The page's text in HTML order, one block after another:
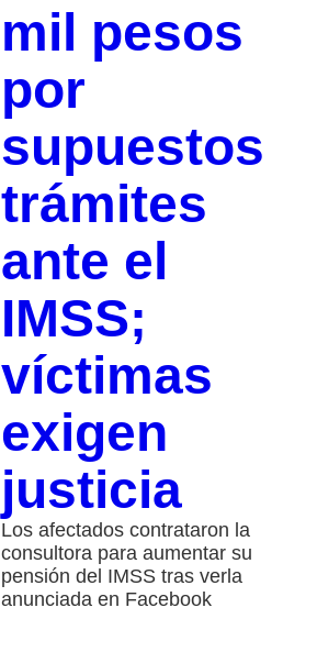
mil pesos
por
supuestos
trámites
ante el
IMSS;
víctimas
exigen
justicia
Los afectados contrataron la
consultora para aumentar su
pensión del IMSS tras verla
anunciada en Facebook